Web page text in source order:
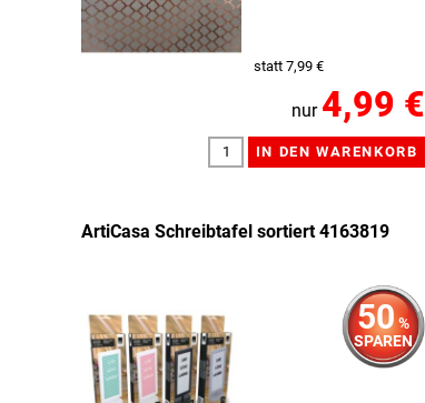
statt 7,99 €
nur 4,99 €
ArtiCasa Schreibtafel sortiert 4163819
50 %
SPAREN